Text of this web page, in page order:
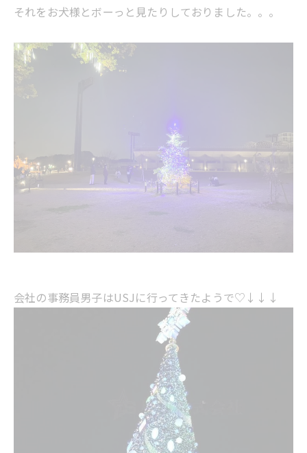
それをお犬様とボーっと見たりしておりました。。。
会社の事務員男子はUSJに行ってきたようで♡↓↓↓